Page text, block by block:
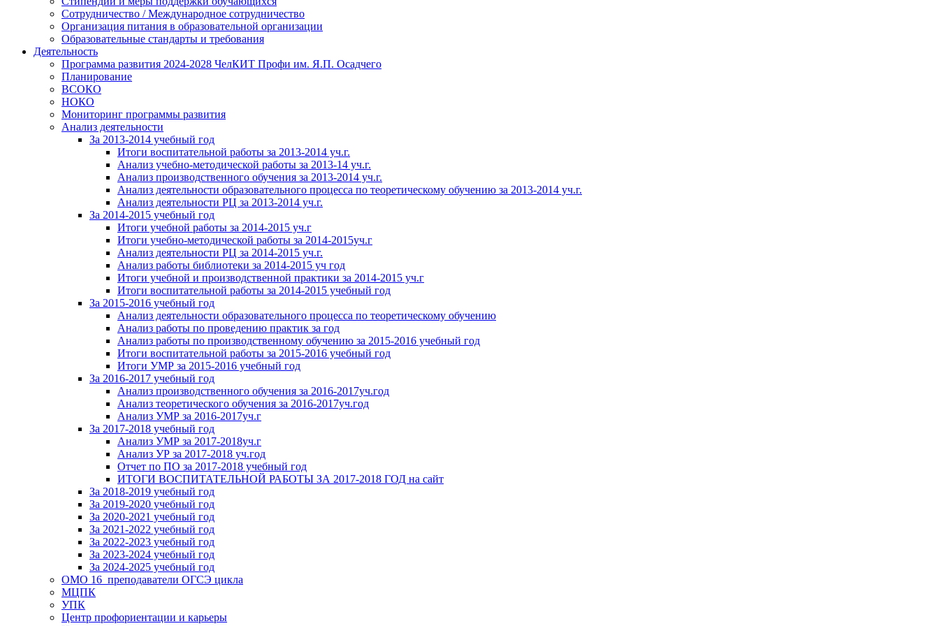
Сотрудничество / Международное сотрудничество
Организация питания в образовательной организации
Образовательные стандарты и требования
Деятельность
Программа развития 2024-2028 ЧелКИТ Профи им. Я.П. Осадчего
Планирование
ВСОКО
НОКО
Мониторинг программы развития
Анализ деятельности
За 2013-2014 учебный год
Итоги воспитательной работы за 2013-2014 уч.г.
Анализ учебно-методической работы за 2013-14 уч.г.
Анализ производственного обучения за 2013-2014 уч.г.
Анализ деятельности образовательного процесса по теоретическому обучению за 2013-2014 уч.г.
Анализ деятельности РЦ за 2013-2014 уч.г.
За 2014-2015 учебный год
Итоги учебной работы за 2014-2015 уч.г
Итоги учебно-методической работы за 2014-2015уч.г
Анализ деятельности РЦ за 2014-2015 уч.г.
Анализ работы библиотеки за 2014-2015 уч год
Итоги учебной и производственной практики за 2014-2015 уч.г
Итоги воспитательной работы за 2014-2015 учебный год
За 2015-2016 учебный год
Анализ деятельности образовательного процесса по теоретическому обучению
Анализ работы по проведению практик за год
Анализ работы по производственному обучению за 2015-2016 учебный год
Итоги воспитательной работы за 2015-2016 учебный год
Итоги УМР за 2015-2016 учебный год
За 2016-2017 учебный год
Анализ производственного обучения за 2016-2017уч.год
Анализ теоретического обучения за 2016-2017уч.год
Анализ УМР за 2016-2017уч.г
За 2017-2018 учебный год
Анализ УМР за 2017-2018уч.г
Анализ УР за 2017-2018 уч.год
Отчет по ПО за 2017-2018 учебный год
ИТОГИ ВОСПИТАТЕЛЬНОЙ РАБОТЫ ЗА 2017-2018 ГОД на сайт
За 2018-2019 учебный год
За 2019-2020 учебный год
За 2020-2021 учебный год
За 2021-2022 учебный год
За 2022-2023 учебный год
За 2023-2024 учебный год
За 2024-2025 учебный год
ОМО 16_преподаватели ОГСЭ цикла
МЦПК
УПК
Центр профориентации и карьеры